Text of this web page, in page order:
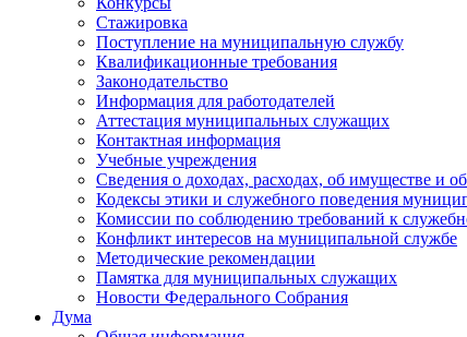
Стажировка
Поступление на муниципальную службу
Квалификационные требования
Законодательство
Информация для работодателей
Аттестация муниципальных служащих
Контактная информация
Учебные учреждения
Сведения о доходах, расходах, об имуществе и
Кодексы этики и служебного поведения
Комиссии по соблюдению требований к
Конфликт интересов на муниципальной службе
Методические рекомендации
Памятка для муниципальных служащих
Новости Федерального Cобрания
Дума